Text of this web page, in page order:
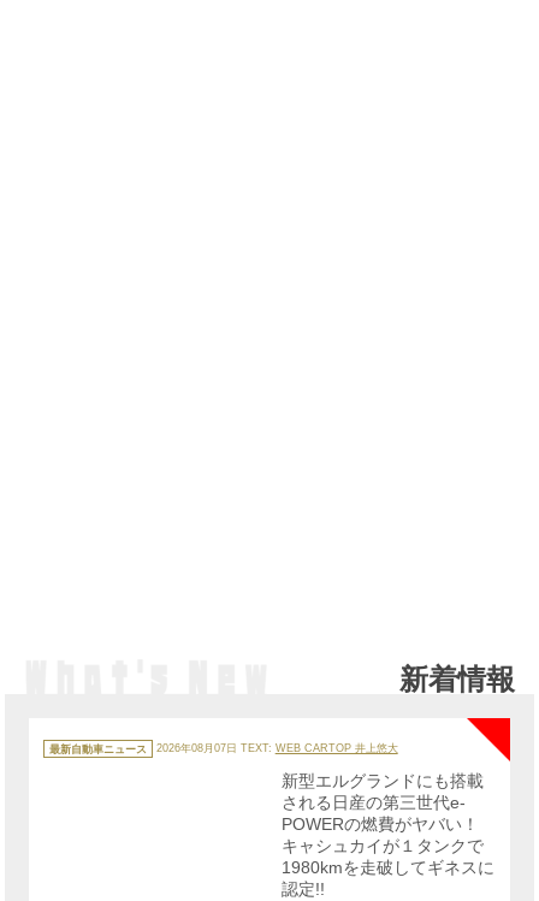
新着情報
テ
ゴ
最新自動車ニュース 2026年08月07日 TEXT: WEB CARTOP 井上悠大
NEW
新型エルグランドにも搭載
される日産の第三世代e-
POWERの燃費がヤバい！
キャシュカイが１タンクで
1980kmを走破してギネスに
認定!!